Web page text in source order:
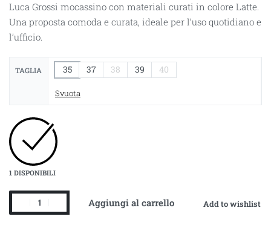
Luca Grossi mocassino con materiali curati in colore Latte.
Una proposta comoda e curata, ideale per l’uso quotidiano e
l’ufficio.
TAGLIA 35 37 38 39 40
Svuota
1 DISPONIBILI
Aggiungi al carrello Add to wishlist